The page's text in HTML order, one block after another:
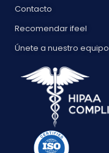
Contacto
Recomendar ifeel
Únete a nuestro equipo